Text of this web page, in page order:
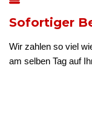
Sofortiger
Wir zahlen so viel
am selben Tag auf